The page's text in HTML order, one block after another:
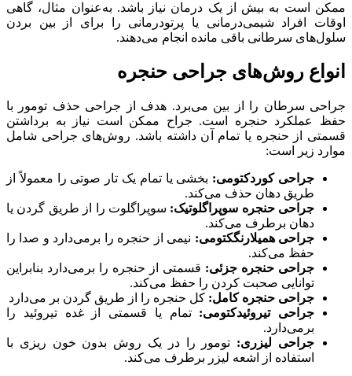
ممکن است به بیش از یک درمان نیاز باشد. به‌عنوان مثال، گاهی
اوقات افراد شیمی‌درمانی یا پرتودرمانی را برای از بین بردن
سلول‌های سرطانی باقی مانده انجام می‌دهند.
انواع روش‌های جراحی حنجره
جراحی سرطان را از بین می‌برد. هدف از جراحی حذف تومور با
حفظ عملکرد حنجره است. جراح ممکن است نیاز به برداشتن
قسمتی از حنجره یا تمام آن داشته باشد. روش‌های جراحی شامل
موارد زیر است:
جراحی کوردکتومی: بخشی یا تمام یک تار صوتی را معمولاً از
طریق دهان حذف می‌کند.
جراحی حنجره سوپراگلوتیک: سوپراگلوت را از طریق گردن یا
دهان برطرف می‌کند.
جراحی همیلارنگکتومی: نیمی از حنجره را برمی‌دارد و صدا را
حفظ می‌کند.
جراحی حنجره جزئی: قسمتی از حنجره را برمی‌دارد بنابراین
توانایی صحبت کردن را حفظ می‌کند.
جراحی حنجره کامل: کل حنجره را از طریق گردن بر می‌دارد
جراحی تیروئیدکتومی: تمام یا قسمتی از غده تیروئید را
برمی‌دارد.
جراحی لیزری: تومور را در یک روش بدون خون ریزی با
استفاده از اشعه لیزر برطرف می‌کند.